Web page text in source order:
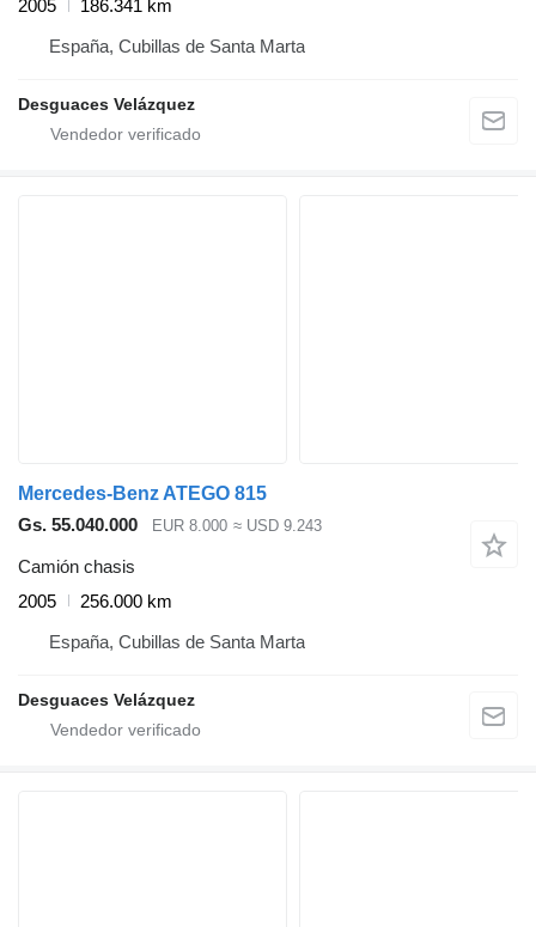
2005
186.341 km
España, Cubillas de Santa Marta
Desguaces Velázquez
Mercedes-Benz ATEGO 815
Gs. 55.040.000
EUR 8.000 ≈ USD 9.243
Camión chasis
2005
256.000 km
España, Cubillas de Santa Marta
Desguaces Velázquez